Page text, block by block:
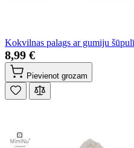
Kokvilnas palags ar gumiju
8,99 €
Pievienot grozam